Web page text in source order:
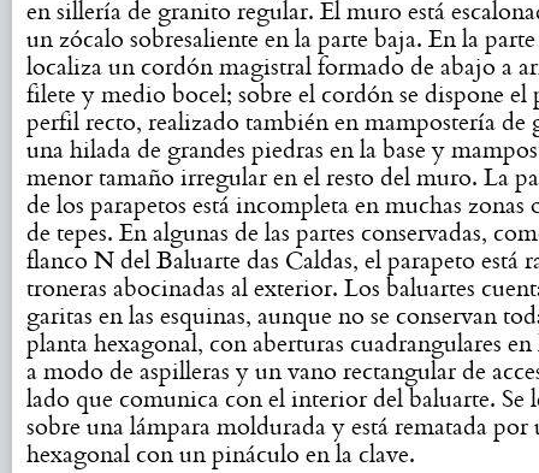
en sillería de granito regular. El muro está
un zócalo sobresaliente en la parte baja. En la parte
localiza un cordón magistral formado de abajo a
filete y medio bocel; sobre el cordón se dispone el
perfil recto, realizado también en mampostería de
una hilada de grandes piedras en la base y
menor tamaño irregular en el resto del muro. La
de los parapetos está incompleta en muchas zonas
de tepes. En algunas de las partes conservadas,
flanco N del Baluarte das Caldas, el parapeto está
troneras abocinadas al exterior. Los baluartes
garitas en las esquinas, aunque no se conservan
planta hexagonal, con aberturas cuadrangulares en
a modo de aspilleras y un vano rectangular de
lado que comunica con el interior del baluarte. Se
sobre una lámpara moldurada y está rematada por
hexagonal con un pináculo en la clave.